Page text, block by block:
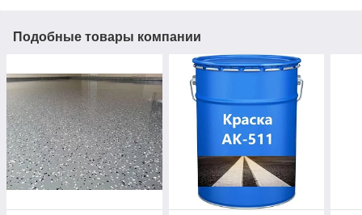
Подобные товары компании